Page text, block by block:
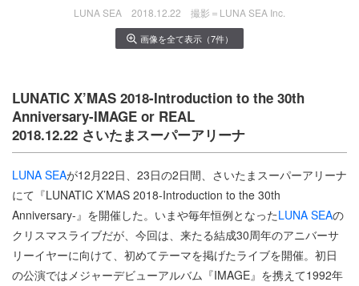
LUNA SEA 2018.12.22 撮影＝LUNA SEA Inc.
画像を全て表示（7件）
LUNATIC X’MAS 2018-Introduction to the 30th
Anniversary-IMAGE or REAL
2018.12.22 さいたまスーパーアリーナ
LUNA SEAが12月22日、23日の2日間、さいたまスーパーアリーナ
にて『LUNATIC X’MAS 2018-Introduction to the 30th
Anniversary-』を開催した。いまや毎年恒例となったLUNA SEAの
クリスマスライブだが、今回は、来たる結成30周年のアニバーサ
リーイヤーに向けて、初めてテーマを掲げたライブを開催。初日
の公演ではメジャーデビューアルバム『IMAGE』を携えて1992年